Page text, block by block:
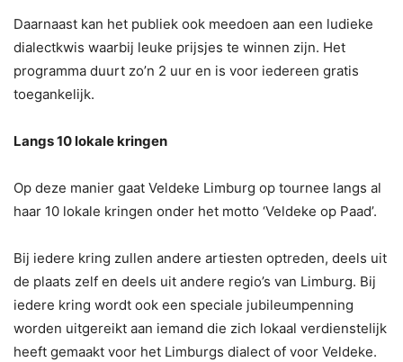
Daarnaast kan het publiek ook meedoen aan een ludieke
dialectkwis waarbij leuke prijsjes te winnen zijn. Het
programma duurt zo’n 2 uur en is voor iedereen gratis
toegankelijk.
Langs 10 lokale kringen
Op deze manier gaat Veldeke Limburg op tournee langs al
haar 10 lokale kringen onder het motto ‘Veldeke op Paad’.
Bij iedere kring zullen andere artiesten optreden, deels uit
de plaats zelf en deels uit andere regio’s van Limburg. Bij
iedere kring wordt ook een speciale jubileumpenning
worden uitgereikt aan iemand die zich lokaal verdienstelijk
heeft gemaakt voor het Limburgs dialect of voor Veldeke.